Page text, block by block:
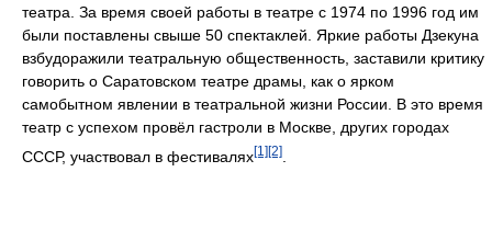
театра. За время своей работы в театре с 1974 по 1996 год им
были поставлены свыше 50 спектаклей. Яркие работы Дзекуна
взбудоражили театральную общественность, заставили критику
говорить о Саратовском театре драмы, как о ярком
самобытном явлении в театральной жизни России. В это время
театр с успехом провёл гастроли в Москве, других городах
СССР, участвовал в фестивалях[1] [2]